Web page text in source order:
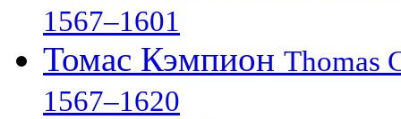
1567–1601
Томас Кэмпион Thomas
1567–1620